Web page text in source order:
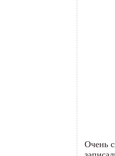
Очень